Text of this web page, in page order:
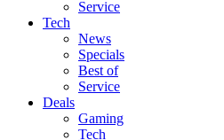
Service
Tech
News
Specials
Best of
Service
Deals
Gaming
Tech